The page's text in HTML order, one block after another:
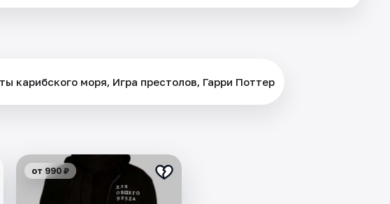
карибского моря, Игра престолов, Гарри Поттер
от 990 ₽